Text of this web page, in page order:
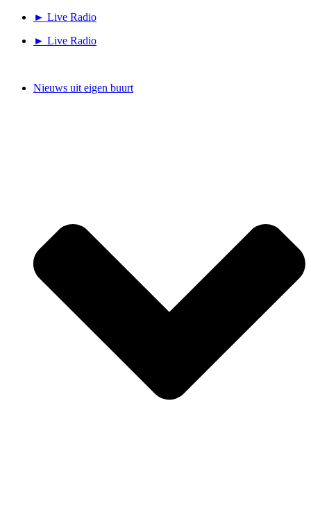
► Live Radio
► Live Radio
Nieuws uit eigen buurt